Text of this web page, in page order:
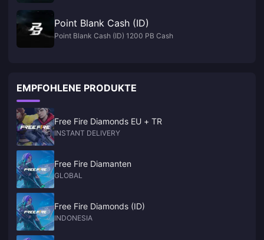
Point Blank Cash (ID)
Point Blank Cash (ID) 1200 PB Cash
EMPFOHLENE PRODUKTE
Free Fire Diamonds EU + TR
INSTANT DELIVERY
Free Fire Diamanten
GLOBAL
Free Fire Diamonds (ID)
INDONESIA